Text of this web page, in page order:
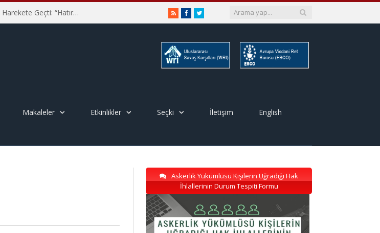
Hiroşima’nın 81. Yılında İtalyan Savaş Karşıtları Harekete Geçti: “Hatırlamak yeterli değil” RSSFacebookTwitter
Makaleler Etkinlikler Seçki İletişim English
Askerlik Yükümlüsü Kişilerin Uğradığı Hak
İhlallerinin Durum Tespiti Formu